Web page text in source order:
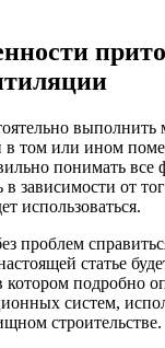
в том или ином
понимать
зависимости от
использоваться.
проблем
статье
котором подробно
систем,
строительстве.